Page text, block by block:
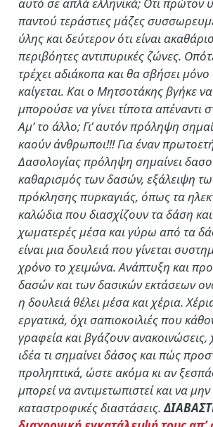
παντού τεράστιες μάζες
ύλης και δεύτερον ότι είναι
περιβόητες αντιπυρικές ζώνες.
τρέχει αδιάκοπα και θα σβήσει μόνο
καίγεται. Και ο Μητσοτάκης βγήκε να
μπορούσε να γίνει τίποτα
Αμ’ το άλλο; Γι’ αυτόν πρόληψη
καούν άνθρωποι!!! Για έναν
Δασολογίας πρόληψη σημαίνει
καθαρισμός των δασών, εξάλειψη
πρόκλησης πυρκαγιάς, όπως τα
καλώδια που διασχίζουν τα δάση
χωματερές μέσα και γύρω από τα
είναι μια δουλειά που γίνεται
χρόνο το χειμώνα. Ανάπτυξη και
δασών και των δασικών εκτάσεων
η δουλειά θέλει μέσα και χέρια.
εργατικά, όχι σαπιοκοιλιές που
γραφεία και βγάζουν
ιδέα τι σημαίνει δάσος και πώς
προληπτικά, ώστε ακόμα κι αν
μπορεί να αντιμετωπιστεί και να
καταστροφικές διαστάσεις.